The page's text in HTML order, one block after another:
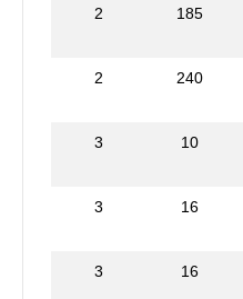
2 185
2 240
3 10
3 16
3 16